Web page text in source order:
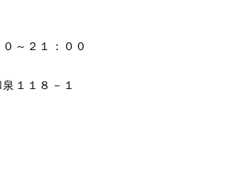
～２１：００
１１８－１